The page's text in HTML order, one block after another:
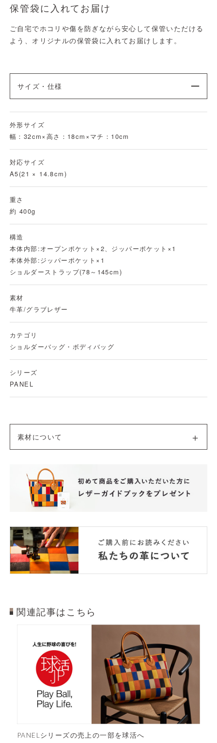
保管袋に入れてお届け
ご自宅でホコリや傷を防ぎながら安心して保管いただける
よう、オリジナルの保管袋に入れてお届けします。
サイズ・仕様
外形サイズ
幅：32cm×高さ：18cm×マチ：10cm
対応サイズ
A5(21 × 14.8cm)
重さ
約 400g
構造
本体内部:オープンポケット×2、ジッパーポケット×1
本体外部:ジッパーポケット×1
ショルダーストラップ(78～145cm)
素材
牛革/グラブレザー
カテゴリ
ショルダーバッグ・ボディバッグ
シリーズ
PANEL
素材について
関連記事はこちら
リーズの売上の一部を球活へ